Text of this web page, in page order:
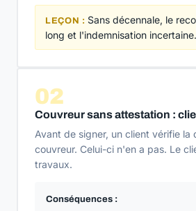
LEÇON : Sans décennale, le
long et l'indemnisation incertaine.
02
Couvreur sans attestation :
Avant de signer, un client vérifie la
couvreur. Celui-ci n'en a pas. Le
travaux.
Conséquences :